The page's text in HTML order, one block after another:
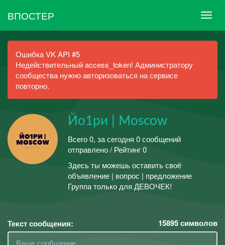
ВПОСТЕР
Ошибка VK API #5
Недействительный access_token! Администратору
сообщества нужно авторизоваться на сервисе
повторно.
Йо1ри | Moscow
Всего 0, за сегодня 0 сообщений
отправлено / Рейтинг 0
Здесь ты можешь оставить своё
объявление | вопрос | предложение
Группа только для ДЕВОЧЕК!
Текст сообщения: 15895символов